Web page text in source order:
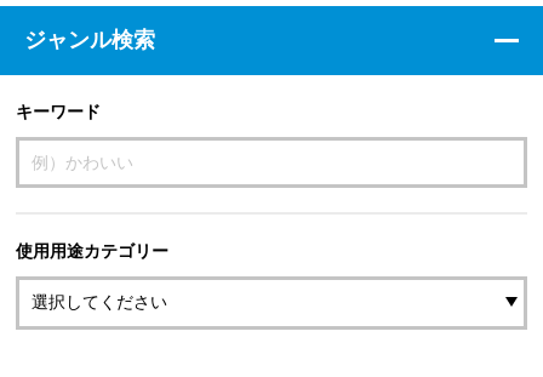
ジャンル検索
キーワード
使用用途カテゴリー